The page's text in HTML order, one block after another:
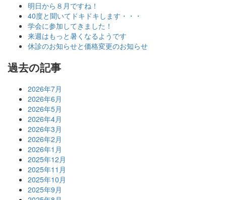
明日から８月ですね！
40度と聞いてドキドキします・・・
学会に参加してきました！
来週はもっと暑くなるようです
休診のお知らせと価格変更のお知らせ
過去の記事
2026年7月
2026年6月
2026年5月
2026年4月
2026年3月
2026年2月
2026年1月
2025年12月
2025年11月
2025年10月
2025年9月